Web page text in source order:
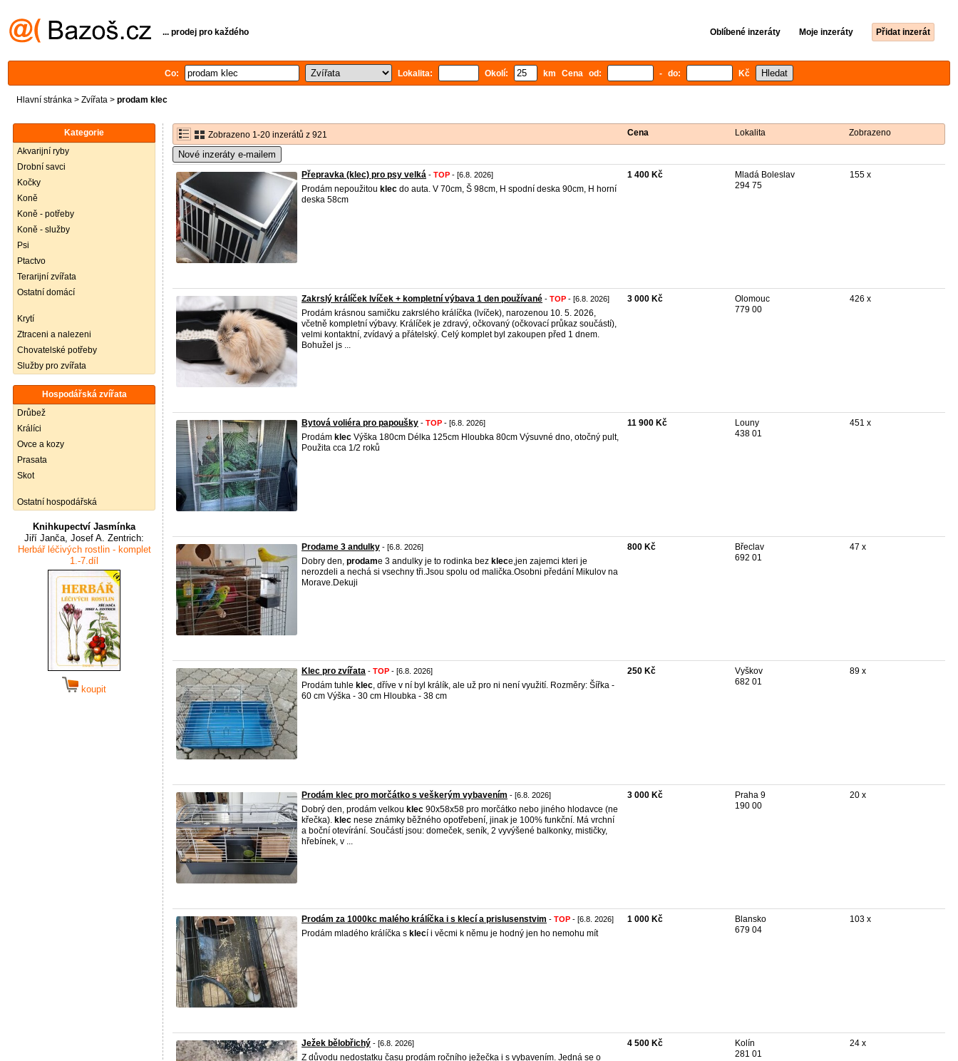
... prodej pro každého Oblíbené inzeráty Moje inzeráty Přidat inzerát
Co: Lokalita: Okolí: km Cena od: - do: Kč
Hlavní stránka > Zvířata > prodam klec
Kategorie
Akvarijní ryby
Drobní savci
Kočky
Koně
Koně - potřeby
Koně - služby
Psi
Ptactvo
Terarijní zvířata
Ostatní domácí
Krytí
Ztraceni a nalezeni
Chovatelské potřeby
Služby pro zvířata
Hospodářská zvířata
Drůbež
Králíci
Ovce a kozy
Prasata
Skot
Ostatní hospodářská
Knihkupectví Jasmínka
Jiří Janča, Josef A. Zentrich:
Herbář léčivých rostlin - komplet
1.-7.díl
koupit
Zobrazeno 1-20 inzerátů z 921 Cena Lokalita Zobrazeno
Nové inzeráty e-mailem
Přepravka (klec) pro psy velká - TOP - [6.8. 2026]
Prodám nepoužitou klec do auta. V 70cm, Š 98cm, H spodní deska 90cm, H horní
deska 58cm
1 400 Kč
Mladá Boleslav
294 75
155 x
Zakrslý králíček lvíček + kompletní výbava 1 den používané - TOP - [6.8. 2026]
Prodám krásnou samičku zakrslého králíčka (lvíček), narozenou 10. 5. 2026,
včetně kompletní výbavy. Králíček je zdravý, očkovaný (očkovací průkaz součástí),
velmi kontaktní, zvídavý a přátelský. Celý komplet byl zakoupen před 1 dnem.
Bohužel js ...
3 000 Kč
Olomouc
779 00
426 x
Bytová voliéra pro papoušky - TOP - [6.8. 2026]
Prodám klec Výška 180cm Délka 125cm Hloubka 80cm Výsuvné dno, otočný pult,
Použita cca 1/2 roků
11 900 Kč
Louny
438 01
451 x
Prodame 3 andulky - [6.8. 2026]
Dobry den, prodame 3 andulky je to rodinka bez klece,jen zajemci kteri je
nerozdeli a nechá si vsechny tři.Jsou spolu od malička.Osobni předání Mikulov na
Morave.Dekuji
800 Kč
Břeclav
692 01
47 x
Klec pro zvířata - TOP - [6.8. 2026]
Prodám tuhle klec, dříve v ní byl králík, ale už pro ni není využití. Rozměry: Šířka -
60 cm Výška - 30 cm Hloubka - 38 cm
250 Kč
Vyškov
682 01
89 x
Prodám klec pro morčátko s veškerým vybavením - [6.8. 2026]
Dobrý den, prodám velkou klec 90x58x58 pro morčátko nebo jiného hlodavce (ne
křečka). klec nese známky běžného opotřebení, jinak je 100% funkční. Má vrchní
a boční otevírání. Součástí jsou: domeček, seník, 2 vyvýšené balkonky, mističky,
hřebínek, v ...
3 000 Kč
Praha 9
190 00
20 x
Prodám za 1000kc malého králíčka i s klecí a prislusenstvim - TOP - [6.8. 2026]
Prodám mladého králíčka s klecí i věcmi k němu je hodný jen ho nemohu mít
1 000 Kč
Blansko
679 04
103 x
Ježek bělobřichý - [6.8. 2026]
Z důvodu nedostatku času prodám ročního ježečka i s vybavením. Jedná se o
4 500 Kč
Kolín
281 01
24 x